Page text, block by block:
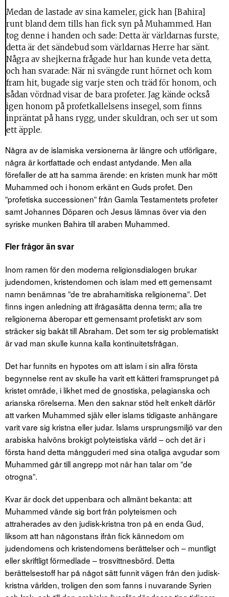
Medan de lastade av sina kameler, gick han [Bahira]
runt bland dem tills han fick syn på Muhammed. Han
tog denne i handen och sade: Detta är världarnas furste,
detta är det sändebud som världarnas Herre har sänt.
Några av shejkerna frågade hur han kunde veta detta,
och han svarade: När ni svängde runt hörnet och kom
fram hit, bugade sig varje sten och träd för honom, och
sådan vördnad visar de bara profeter. Jag kände också
igen honom på profetkallelsens insegel, som finns
inpräntat på hans rygg, under skuldran, och ser ut som
ett äpple.
Några av de islamiska versionerna är längre och utförligare,
några är kortfattade och endast antydande. Men alla
förefaller de att ha samma ärende: en kristen munk har mött
Muhammed och i honom erkänt en Guds profet. Den
”profetiska successionen” från Gamla Testamentets profeter
samt Johannes Döparen och Jesus lämnas över via den
syriske munken Bahira till araben Muhammed.
Fler frågor än svar
Inom ramen för den moderna religionsdialogen brukar
judendomen, kristendomen och islam med ett gemensamt
namn benämnas ”de tre abrahamitiska religionerna”. Det
finns ingen anledning att ifrågasätta denna term; alla tre
religionerna åberopar ett gemensamt profetiskt arv som
sträcker sig bakåt till Abraham. Det som ter sig problematiskt
är vad man skulle kunna kalla kontinuitetsfrågan.
Det har funnits en hypotes om att islam i sin allra första
begynnelse rent av skulle ha varit ett kätteri framsprunget på
kristet område, i likhet med de gnostiska, pelagianska och
arianska rörelserna. Men den saknar stöd helt enkelt därför
att varken Muhammed själv eller islams tidigaste anhängare
varit vare sig kristna eller judar. Islams ursprungsmiljö var den
arabiska halvöns brokigt polyteistiska värld – och det är i
första hand detta mångguderi med sina otaliga avgudar som
Muhammed går till angrepp mot när han talar om ”de
otrogna”.
Kvar är dock det uppenbara och allmänt bekanta: att
Muhammed vände sig bort från polyteismen och
attraherades av den judisk-kristna tron på en enda Gud,
liksom att han någonstans ifrån fick kännedom om
judendomens och kristendomens berättelser och – muntligt
eller skriftligt förmedlade – trosvittnesbörd. Detta
berättelsestoff har på något sätt funnit vägen från den judisk-
kristna världen, troligen den som fanns i nuvarande Syrien